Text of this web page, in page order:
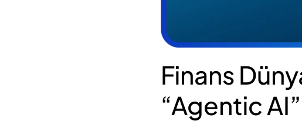
Finans
“Agentic AI”